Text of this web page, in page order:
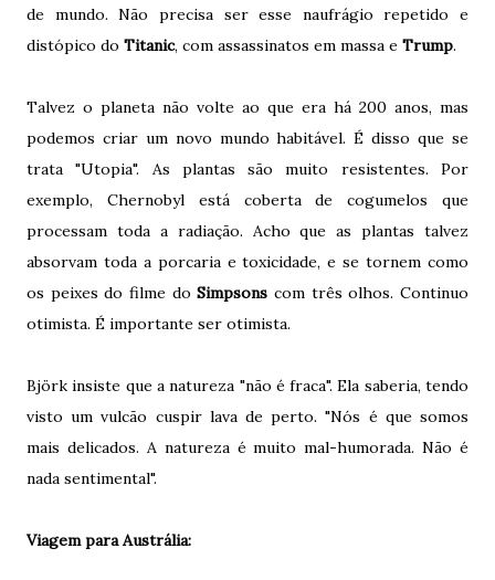
de mundo. Não precisa ser esse naufrágio repetido e
distópico do Titanic, com assassinatos em massa e Trump.
Talvez o planeta não volte ao que era há 200 anos, mas
podemos criar um novo mundo habitável. É disso que se
trata "Utopia". As plantas são muito resistentes. Por
exemplo, Chernobyl está coberta de cogumelos que
processam toda a radiação. Acho que as plantas talvez
absorvam toda a porcaria e toxicidade, e se tornem como
os peixes do filme doSimpsons com três olhos. Continuo
otimista. É importante ser otimista.
Björk insiste que a natureza "não é fraca". Ela saberia, tendo
visto um vulcão cuspir lava de perto. "Nós é que somos
mais delicados. A natureza é muito mal-humorada. Não é
nada sentimental".
Viagem para Austrália: